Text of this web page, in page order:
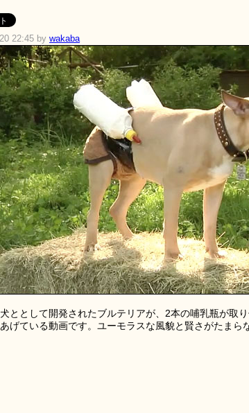
22:45 by wakaba
ととして開発されたブルテリアが、2本の哺乳瓶が取
げている動画です。ユーモラスな風貌と賢さがたまら